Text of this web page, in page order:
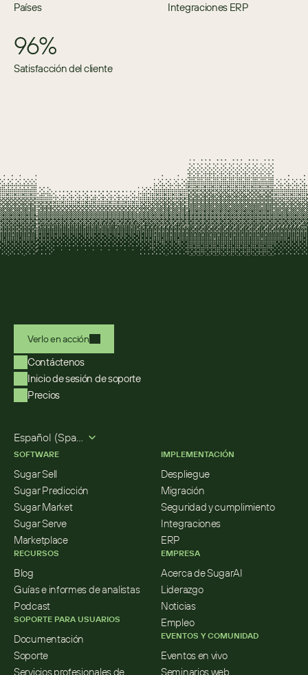
Países Integraciones ERP
96%
Satisfacción del cliente
Verlo en acción
Contáctenos
Inicio de sesión de soporte
Precios
Español (Spanish)
SOFTWARE
Sugar Sell
Sugar Predicción
Sugar Market
Sugar Serve
Marketplace
RECURSOS
Blog
Guías e informes de analistas
Podcast
SOPORTE PARA USUARIOS
Documentación
Soporte
Servicios profesionales de
IMPLEMENTACIÓN
Despliegue
Migración
Seguridad y cumplimiento
Integraciones
ERP
EMPRESA
Acerca de SugarAI
Liderazgo
Noticias
Empleo
EVENTOS Y COMUNIDAD
Eventos en vivo
Seminarios web